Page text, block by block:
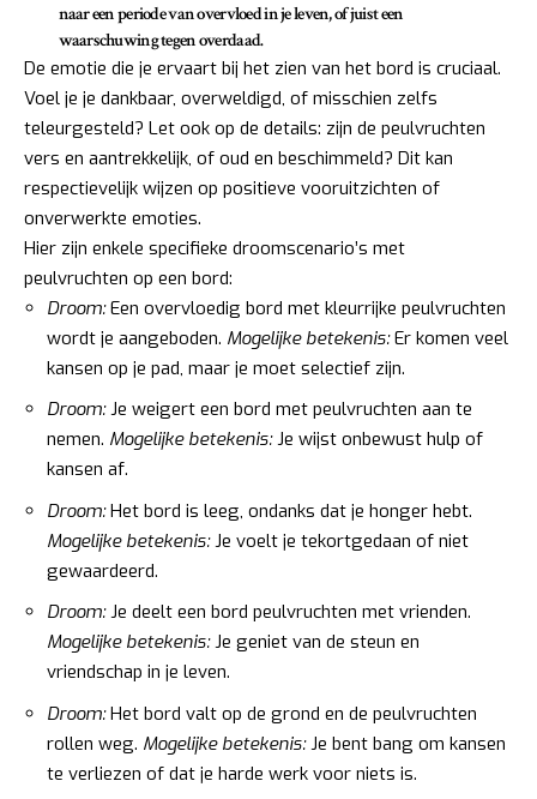
naar een periode van overvloed in je leven, of juist een
waarschuwing tegen overdaad.
De emotie die je ervaart bij het zien van het bord is cruciaal.
Voel je je dankbaar, overweldigd, of misschien zelfs
teleurgesteld? Let ook op de details: zijn de peulvruchten
vers en aantrekkelijk, of oud en beschimmeld? Dit kan
respectievelijk wijzen op positieve vooruitzichten of
onverwerkte emoties.
Hier zijn enkele specifieke droomscenario’s met
peulvruchten op een bord:
Droom:Een overvloedig bord met kleurrijke peulvruchten
wordt je aangeboden. Mogelijke betekenis:Er komen veel
kansen op je pad, maar je moet selectief zijn.
Droom:Je weigert een bord met peulvruchten aan te
nemen. Mogelijke betekenis:Je wijst onbewust hulp of
kansen af.
Droom:Het bord is leeg, ondanks dat je honger hebt.
Mogelijke betekenis:Je voelt je tekortgedaan of niet
gewaardeerd.
Droom:Je deelt een bord peulvruchten met vrienden.
Mogelijke betekenis:Je geniet van de steun en
vriendschap in je leven.
Droom:Het bord valt op de grond en de peulvruchten
rollen weg. Mogelijke betekenis:Je bent bang om kansen
te verliezen of dat je harde werk voor niets is.